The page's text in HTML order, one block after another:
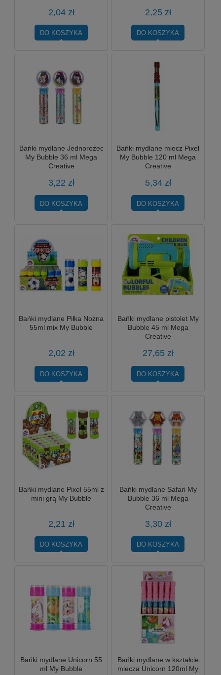
2,04 zł
DO KOSZYKA
2,25 zł
DO KOSZYKA
Bańki mydlane Jednorożec
My Bubble 36 ml Mega
Creative
3,22 zł
DO KOSZYKA
Bańki mydlane miecz Pixel
My Bubble 120 ml Mega
Creative
5,34 zł
DO KOSZYKA
Bańki mydlane Piłka Nożna
55ml mix My Bubble
2,02 zł
DO KOSZYKA
Bańki mydlane pistolet My
Bubble 45 ml Mega
Creative
27,65 zł
DO KOSZYKA
Bańki mydlane Pixel 55ml z
mini grą My Bubble
2,21 zł
DO KOSZYKA
Bańki mydlane Safari My
Bubble 36 ml Mega
Creative
3,30 zł
DO KOSZYKA
Bańki mydlane Unicorn 55
ml My Bubble
Bańki mydlane w kształcie
miecza Unicorn 120ml My